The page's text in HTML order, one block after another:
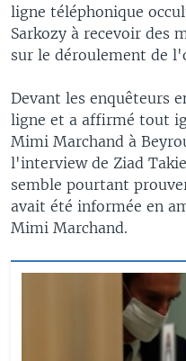
ligne téléphonique
Sarkozy à recevoir des
sur le déroulement de
Devant les enquêteurs
ligne et a affirmé tout
Mimi Marchand à
l'interview de Ziad
semble pourtant
avait été informée en
Mimi Marchand.